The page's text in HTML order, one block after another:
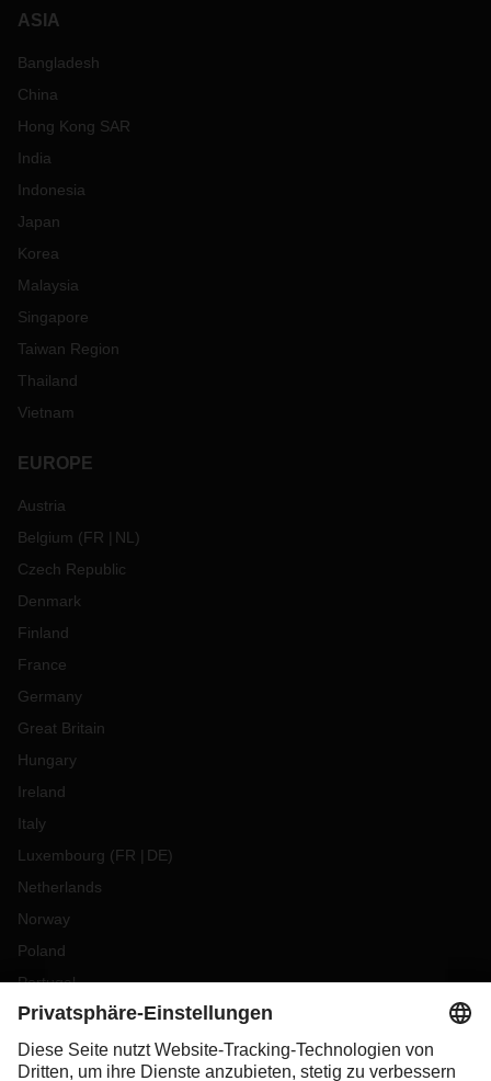
ASIA
Bangladesh
China
Hong Kong SAR
India
Indonesia
Japan
Korea
Malaysia
Singapore
Taiwan Region
Thailand
Vietnam
EUROPE
Austria
Belgium (FR NL )
Czech Republic
Denmark
Finland
France
Germany
Great Britain
Hungary
Ireland
Italy
Luxembourg (FR DE)
Netherlands
Norway
Poland
Portugal
Romania
Slovakia